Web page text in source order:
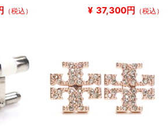
（税込） ¥ 37,300円 （税込）